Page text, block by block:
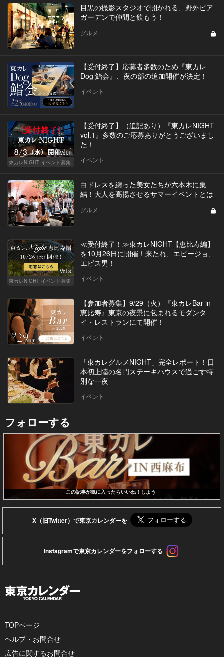
目黒の撮影スタジオで開かれる、野外ビア
ガーデンで仲間と飲もう！
グルメ
【受付終了】応募者多数のため『東カレ
Dog 鮨会』、夜の部の追加開催が決定！
イベント
Vol.1
東カレNIGHT イベント募集
【受付終了】（追記あり）『東カレNIGHT
vol.1』多数のご応募ありがとうございまし
た！
イベント
白ドレスを纏った美女たちが六本木に集
結！大人を高揚させるサマーイベントとは
グルメ
Vol.3
東カレNIGHT イベント募集
≪受付終了！≫東カレNIGHT【恵比寿編】
を10月26日に開催！来たれ、エビージョ、
エビス男！
イベント
【参加者募集】9/29（火）『東カレBar in
恵比寿』東京の夜景に包まれるモダンタ
イ・レストランにて開催！
イベント
「東カレグルメNIGHT」完全レポート！日
本初上陸の名門ステーキハウスで過ごす特
別な一夜
イベント
フォローする
この記事が気に入ったらいいね！しよう
X（旧Twitter）で東京カレンダーを
Instagramで東京カレンダーをフォローする
TOPページ
ヘルプ・お問合せ
広告に関するお問合せ